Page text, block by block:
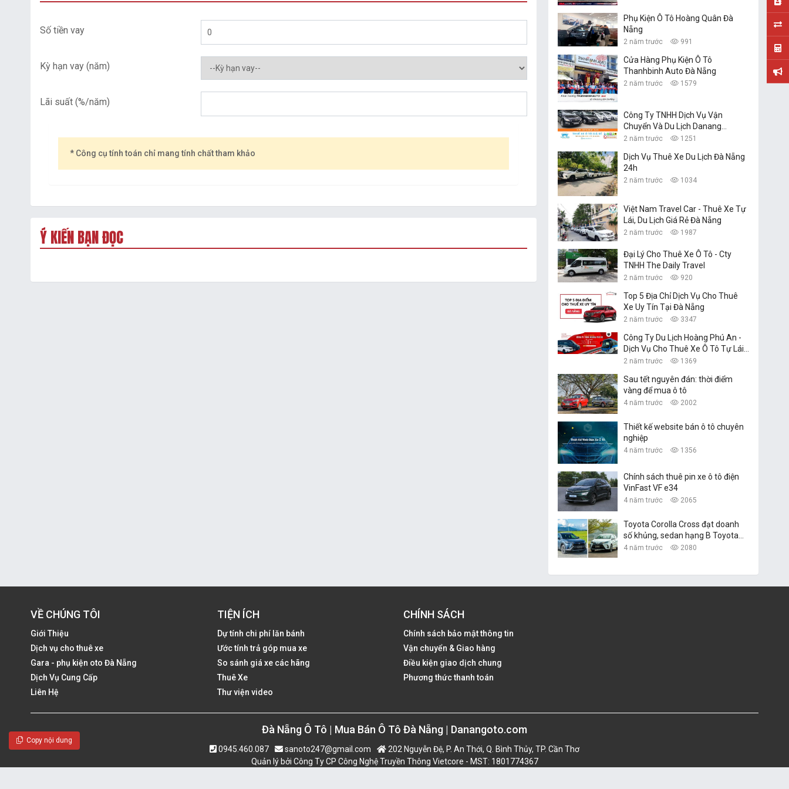
Số tiền vay
Kỳ hạn vay (năm)
Lãi suất (%/năm)
* Công cụ tính toán chỉ mang tính chất tham khảo
Ý KIẾN BẠN ĐỌC
Phụ Kiện Ô Tô Hoàng Quân Đà
Nẵng
2 năm trước 991
Cửa Hàng Phụ Kiện Ô Tô
Thanhbinh Auto Đà Nẵng
2 năm trước 1579
Công Ty TNHH Dịch Vụ Vận
Chuyển Và Du Lịch Danang
Transfer
2 năm trước 1251
Dịch Vụ Thuê Xe Du Lịch Đà Nẵng
24h
2 năm trước 1034
Việt Nam Travel Car - Thuê Xe Tự
Lái, Du Lịch Giá Rẻ Đà Nẵng
2 năm trước 1987
Đại Lý Cho Thuê Xe Ô Tô - Cty
TNHH The Daily Travel
2 năm trước 920
Top 5 Địa Chỉ Dịch Vụ Cho Thuê
Xe Uy Tín Tại Đà Nẵng
2 năm trước 3347
Công Ty Du Lịch Hoàng Phú An -
Dịch Vụ Cho Thuê Xe Ô Tô Tự Lái,
Xe Du Lịch Đà Nẵng
2 năm trước 1369
Sau tết nguyên đán: thời điểm
vàng để mua ô tô
4 năm trước 2002
Thiết kế website bán ô tô chuyên
nghiệp
4 năm trước 1356
Chính sách thuê pin xe ô tô điện
VinFast VF e34
4 năm trước 2065
Toyota Corolla Cross đạt doanh
số khủng, sedan hạng B Toyota
Vios vững ngôi vàng
4 năm trước 2080
Copy nội dung
VỀ CHÚNG TÔI
Giới Thiệu
Dịch vụ cho thuê xe
Gara - phụ kiện oto Đà Nẵng
Dịch Vụ Cung Cấp
Liên Hệ
TIỆN ÍCH
Dự tính chi phí lăn bánh
Ước tính trả góp mua xe
So sánh giá xe các hãng
Thuê Xe
Thư viện video
CHÍNH SÁCH
Chính sách bảo mật thông tin
Vận chuyển & Giao hàng
Điều kiện giao dịch chung
Phương thức thanh toán
Đà Nẵng Ô Tô | Mua Bán Ô Tô Đà Nẵng | Danangoto.com
0945.460.087 sanoto247@gmail.com
202 Nguyễn Đệ, P. An Thới, Q. Bình Thủy, TP. Cần Thơ
Quản lý bởi Công Ty CP Công Nghệ Truyền Thông Vietcore - MST: 1801774367